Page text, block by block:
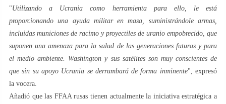
"Utilizando a Ucrania como herramienta para ello, le está
proporcionando una ayuda militar en masa, suministrándole armas,
incluidas municiones de racimo y proyectiles de uranio empobrecido, que
suponen una amenaza para la salud de las generaciones futuras y para
el medio ambiente. Washington y sus satélites son muy conscientes de
que sin su apoyo Ucrania se derrumbará de forma inminente", expresó
la vocera.
Añadió que las FFAA rusas tienen actualmente la iniciativa estratégica a